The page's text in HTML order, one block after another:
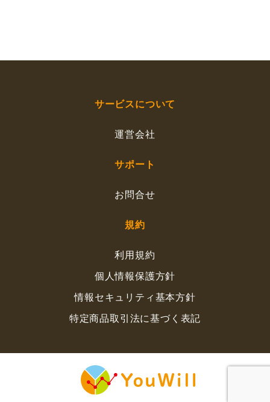
サービスについて
運営会社
サポート
お問合せ
規約
利用規約
個人情報保護方針
情報セキュリティ基本方針
特定商品取引法に基づく表記